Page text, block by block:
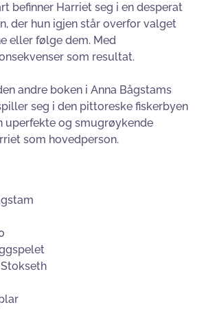
befinner Harriet seg i en desperat
der hun igjen står overfor valget
eller følge dem. Med
som resultat.
andre boken i Anna Bågstams
seg i den pittoreske fiskerbyen
uperfekte og smugrøykende
som hovedperson.